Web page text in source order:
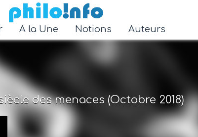
Accéder au contenu principal
des menaces (Octobre 2018)
A la Une Notions Auteurs